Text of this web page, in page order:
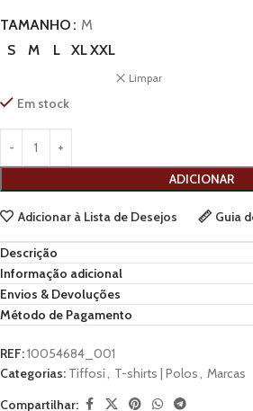
TAMANHO
M
S
M L XLXXL
Limpar
Em stock
ADICIONAR
Adicionar à Lista de Desejos Guia
Descrição
Informação adicional
Envios & Devoluções
Método de Pagamento
REF:10054684_001
Categorias: Tiffosi, T-shirts | Polos, Marcas
Compartilhar: